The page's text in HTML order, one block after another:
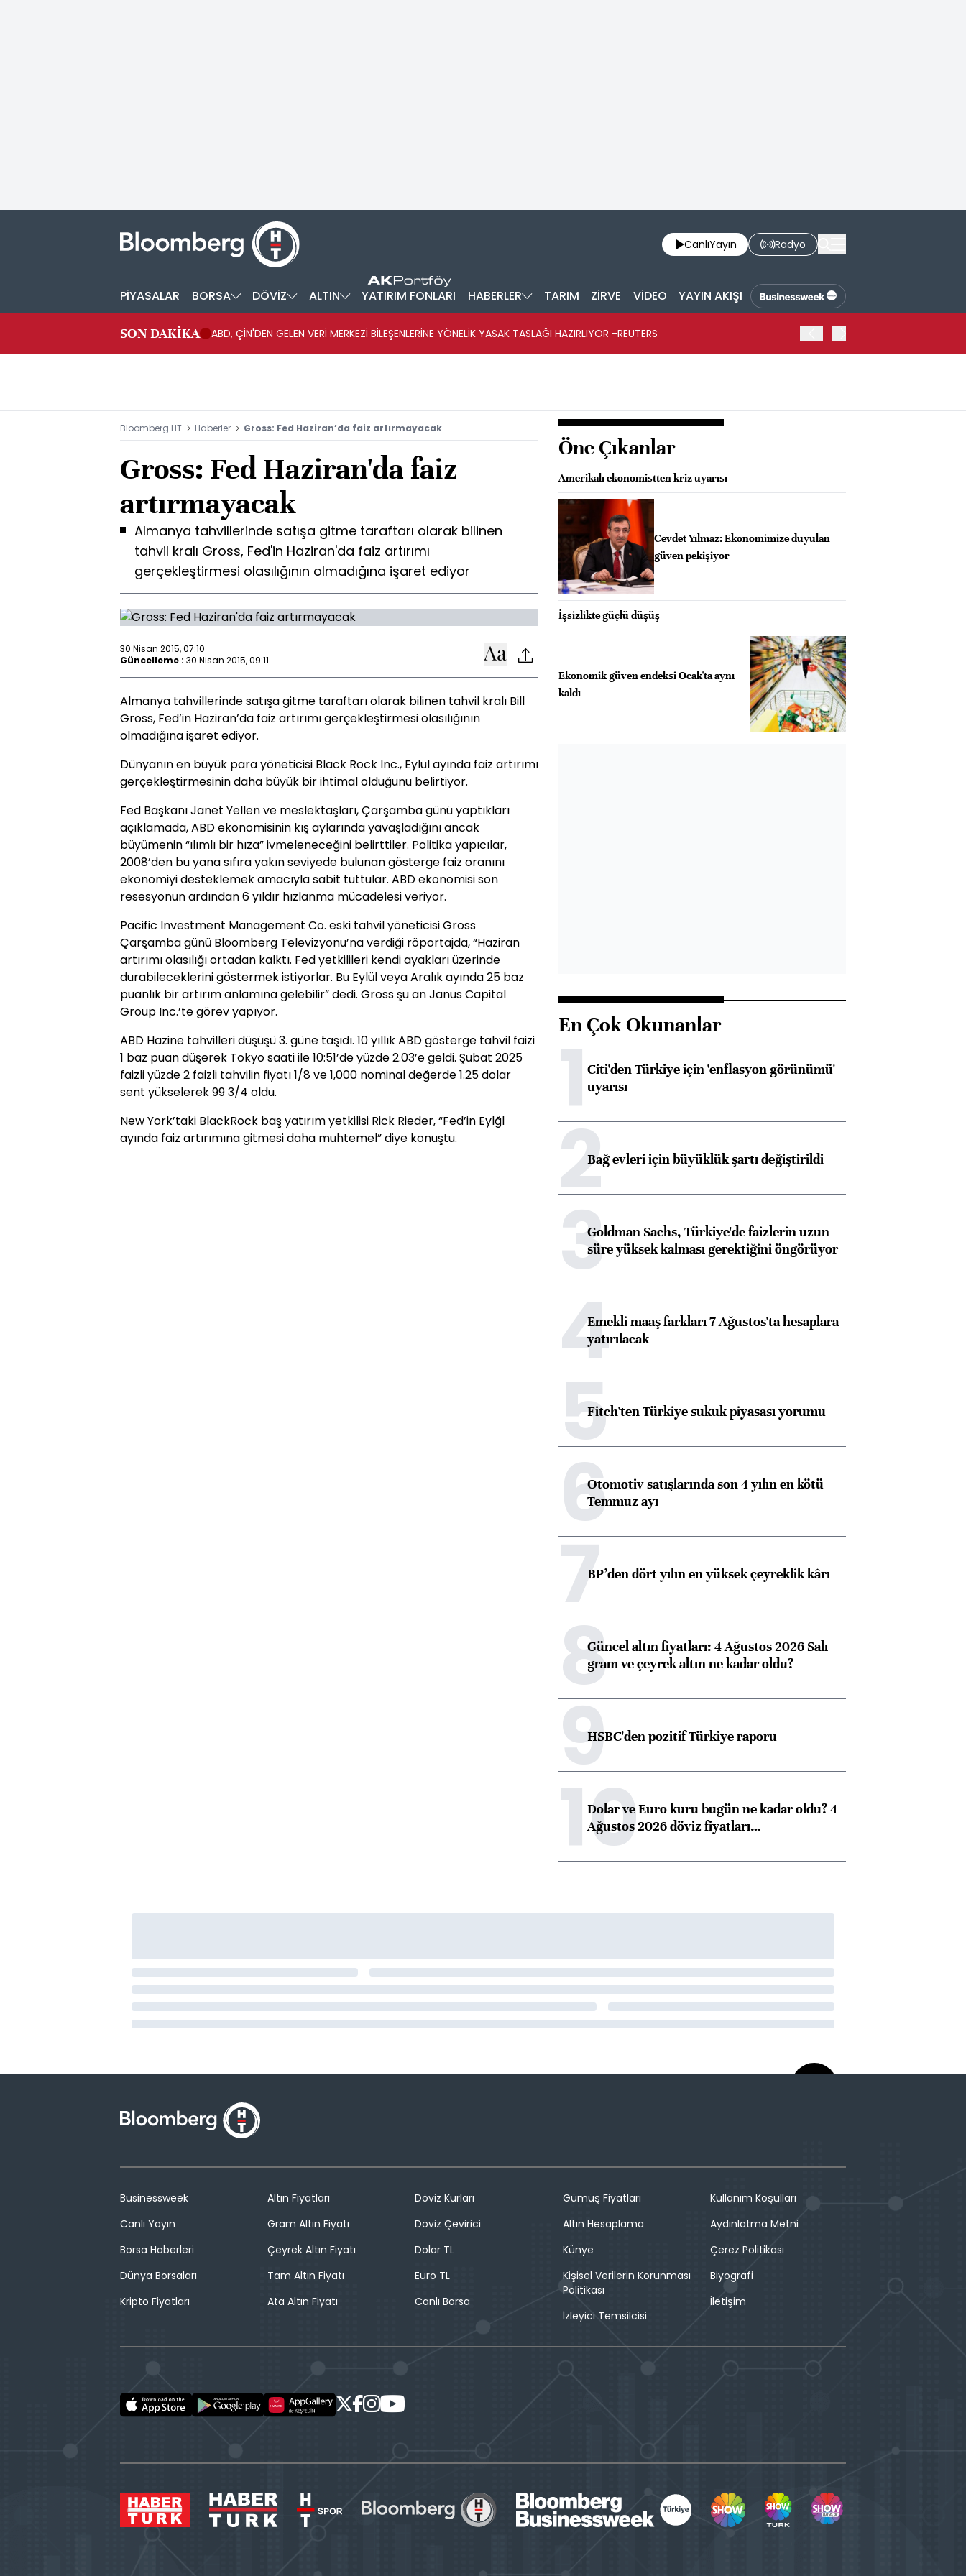
CanlıYayın Radyo
PİYASALAR BORSA DÖVİZ ALTIN YATIRIM FONLARI HABERLER TARIM ZİRVE VİDEO YAYIN AKIŞI
SON DAKİKA ABD, ÇİN'DEN GELEN VERİ MERKEZİ BİLEŞENLERİNE YÖNELİK YASAK TASLAĞI HAZIRLIYOR -REUTERS
Bloomberg HT Haberler Gross: Fed Haziran’da faiz artırmayacak
Gross: Fed Haziran'da faiz
artırmayacak
Almanya tahvillerinde satışa gitme taraftarı olarak bilinen
tahvil kralı Gross, Fed'in Haziran'da faiz artırımı
gerçekleştirmesi olasılığının olmadığına işaret ediyor
30 Nisan 2015, 07:10
Güncelleme : 30 Nisan 2015, 09:11
Almanya tahvillerinde satışa gitme taraftarı olarak bilinen tahvil kralı Bill
Gross, Fed’in Haziran’da faiz artırımı gerçekleştirmesi olasılığının
olmadığına işaret ediyor.
Dünyanın en büyük para yöneticisi Black Rock Inc., Eylül ayında faiz artırımı
gerçekleştirmesinin daha büyük bir ihtimal olduğunu belirtiyor.
Fed Başkanı Janet Yellen ve meslektaşları, Çarşamba günü yaptıkları
açıklamada, ABD ekonomisinin kış aylarında yavaşladığını ancak
büyümenin “ılımlı bir hıza” ivmeleneceğini belirttiler. Politika yapıcılar,
2008’den bu yana sıfıra yakın seviyede bulunan gösterge faiz oranını
ekonomiyi desteklemek amacıyla sabit tuttular. ABD ekonomisi son
resesyonun ardından 6 yıldır hızlanma mücadelesi veriyor.
Pacific Investment Management Co. eski tahvil yöneticisi Gross
Çarşamba günü Bloomberg Televizyonu’na verdiği röportajda, “Haziran
artırımı olasılığı ortadan kalktı. Fed yetkilileri kendi ayakları üzerinde
durabileceklerini göstermek istiyorlar. Bu Eylül veya Aralık ayında 25 baz
puanlık bir artırım anlamına gelebilir” dedi. Gross şu an Janus Capital
Group Inc.’te görev yapıyor.
ABD Hazine tahvilleri düşüşü 3. güne taşıdı. 10 yıllık ABD gösterge tahvil faizi
1 baz puan düşerek Tokyo saati ile 10:51’de yüzde 2.03’e geldi. Şubat 2025
faizli yüzde 2 faizli tahvilin fiyatı 1/8 ve 1,000 nominal değerde 1.25 dolar
sent yükselerek 99 3/4 oldu.
New York’taki BlackRock baş yatırım yetkilisi Rick Rieder, “Fed’in Eylğl
ayında faiz artırımına gitmesi daha muhtemel” diye konuştu.
Öne Çıkanlar
Amerikalı ekonomistten kriz uyarısı
Cevdet Yılmaz: Ekonomimize duyulan
güven pekişiyor
İşsizlikte güçlü düşüş
Ekonomik güven endeksi Ocak'ta aynı
kaldı
En Çok Okunanlar
1Citi'den Türkiye için 'enflasyon görünümü'
uyarısı
2Bağ evleri için büyüklük şartı değiştirildi
3Goldman Sachs, Türkiye'de faizlerin uzun
süre yüksek kalması gerektiğini öngörüyor
4Emekli maaş farkları 7 Ağustos'ta hesaplara
yatırılacak
5Fitch'ten Türkiye sukuk piyasası yorumu
6Otomotiv satışlarında son 4 yılın en kötü
Temmuz ayı
7BP’den dört yılın en yüksek çeyreklik kârı
8Güncel altın fiyatları: 4 Ağustos 2026 Salı
gram ve çeyrek altın ne kadar oldu?
9HSBC'den pozitif Türkiye raporu
10
Dolar ve Euro kuru bugün ne kadar oldu? 4
Ağustos 2026 döviz fiyatları…
Businessweek
Canlı Yayın
Borsa Haberleri
Dünya Borsaları
Kripto Fiyatları
Altın Fiyatları
Gram Altın Fiyatı
Çeyrek Altın Fiyatı
Tam Altın Fiyatı
Ata Altın Fiyatı
Döviz Kurları
Döviz Çevirici
Dolar TL
Euro TL
Canlı Borsa
Gümüş Fiyatları
Altın Hesaplama
Künye
Kişisel Verilerin Korunması
Politikası
İzleyici Temsilcisi
Kullanım Koşulları
Aydınlatma Metni
Çerez Politikası
Biyografi
İletişim